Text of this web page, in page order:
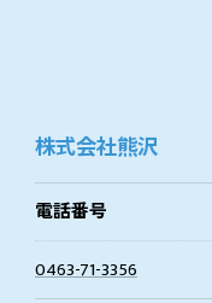
株式会社熊沢
電話番号
0463-71-3356